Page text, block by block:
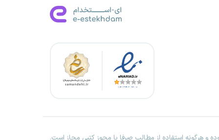
و هرگونه استفاده از مطالب صرفا با مجوز کتبی مجاز است.